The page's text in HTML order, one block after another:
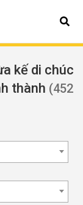
kế di chúc
thành (452